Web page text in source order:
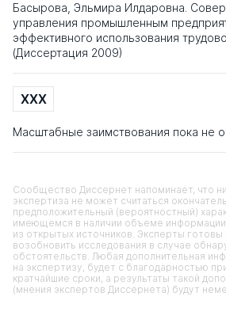
Басырова, Эльмира Илдаровна.
управления промышленным
эффективного использования
(Диссертация 2009)
XXX
Масштабные заимствования пока не
Сообщество Диссернет напоминает, что
экспертиза не может считаться
предположительный (вероятностный)
имеющемся в наличии объеме
из открытых источников. Эксперты
возобновить исследования в случае
обстоятельств. Любая дополнительная
на экспертизу, будет с благодарностью
кратчайшие сроки, а результаты такой
(мнения экспертов Диссернета) будут